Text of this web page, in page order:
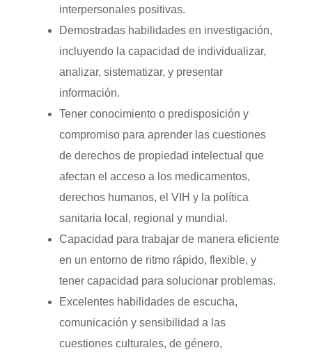
interpersonales positivas.
Demostradas habilidades en investigación,
incluyendo la capacidad de individualizar,
analizar, sistematizar, y presentar
información.
Tener conocimiento o predisposición y
compromiso para aprender las cuestiones
de derechos de propiedad intelectual que
afectan el acceso a los medicamentos,
derechos humanos, el VIH y la política
sanitaria local, regional y mundial.
Capacidad para trabajar de manera eficiente
en un entorno de ritmo rápido, flexible, y
tener capacidad para solucionar problemas.
Excelentes habilidades de escucha,
comunicación y sensibilidad a las
cuestiones culturales, de género,